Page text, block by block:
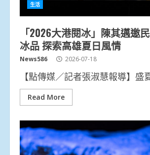
生活
「2026大港閱冰」陳其邁邀
冰品 探索高雄夏日風情
News586 2026-07-18
【點傳媒／記者張淑慧報導】盛
Read More